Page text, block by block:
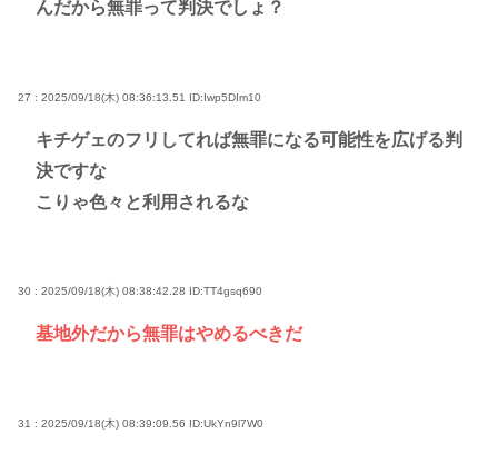
んだから無罪って判決でしょ？
27 : 2025/09/18(木) 08:36:13.51 ID:Iwp5DIm10
キチゲェのフリしてれば無罪になる可能性を広げる判
決ですな
こりゃ色々と利用されるな
30 : 2025/09/18(木) 08:38:42.28 ID:TT4gsq690
基地外だから無罪はやめるべきだ
31 : 2025/09/18(木) 08:39:09.56 ID:UkYn9l7W0